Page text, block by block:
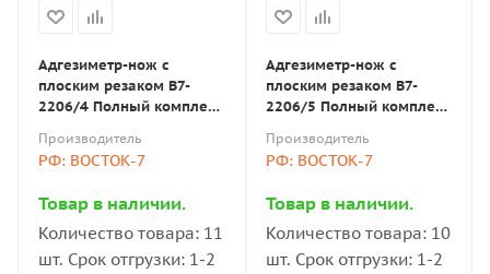
Адгезиметр-нож с
плоским резаком В7-
2206/4 Полный комплект,
мм)
Производитель
РФ: ВОСТОК-7
Товар в наличии.
Количество товара: 11
шт. Срок отгрузки: 1-2
Адгезиметр-нож с
плоским резаком В7-
2206/5 Полный комплект,
мм)
Производитель
РФ: ВОСТОК-7
Товар в наличии.
Количество товара: 10
шт. Срок отгрузки: 1-2